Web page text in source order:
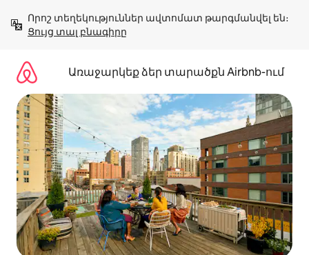
բովանդակությանը
Ցույց տալ բնագիրը
Առաջարկեք ձեր տարածքն Airbnb-ում